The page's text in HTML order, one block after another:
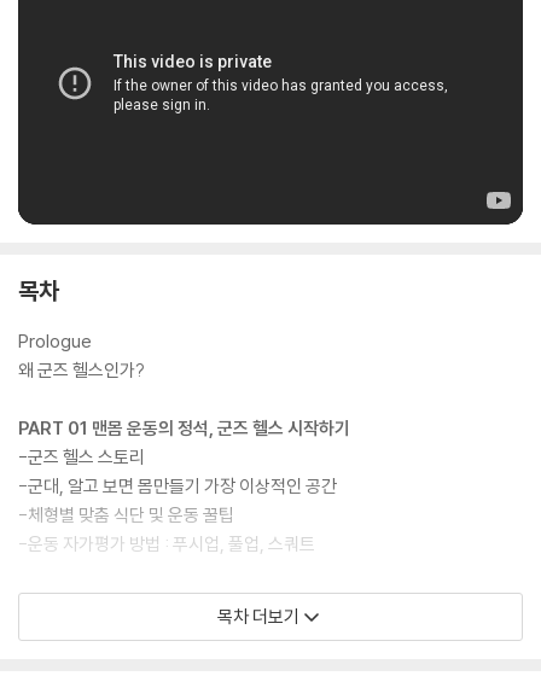
목차
Prologue
왜 군즈 헬스인가?
PART 01 맨몸 운동의 정석, 군즈 헬스 시작하기
-군즈 헬스 스토리
-군대, 알고 보면 몸만들기 가장 이상적인 공간
-체형별 맞춤 식단 및 운동 꿀팁
-운동 자가평가 방법 : 푸시업, 풀업, 스쿼트
PART 02 군즈 헬스 부위별 운동법
[옷발을 살려주는 가슴 트레이닝]
목차 더보기